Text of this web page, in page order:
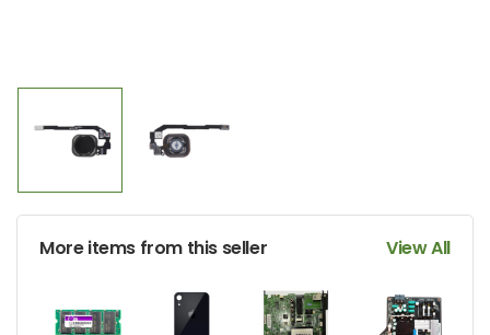
More items from this seller View All